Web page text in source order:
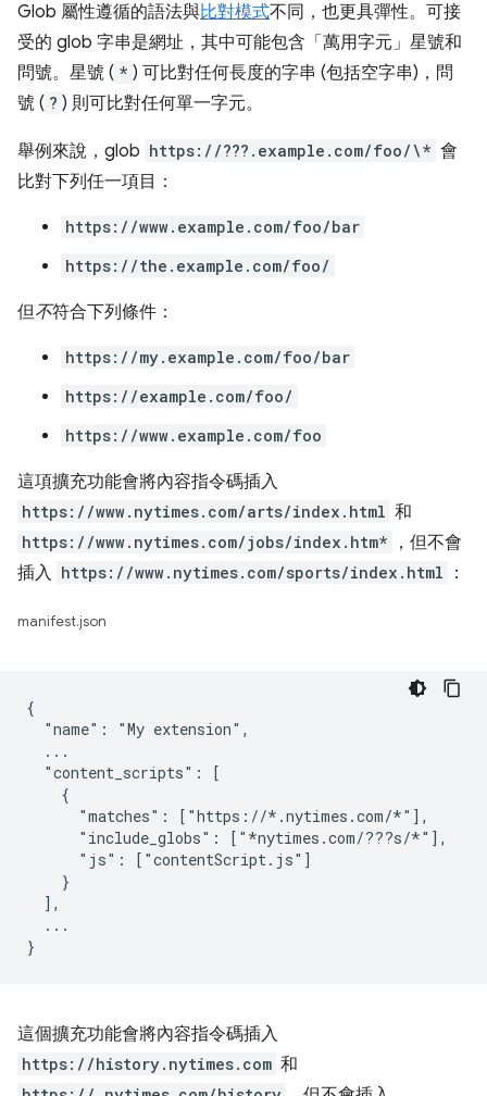
Glob 屬性遵循的語法與比對模式不同，也更具彈性。可接
受的 glob 字串是網址，其中可能包含「萬用字元」星號和
問號。星號 ( * ) 可比對任何長度的字串 (包括空字串)，問
號 ( ? ) 則可比對任何單一字元。
舉例來說，glob https://???.example.com/foo/\* 會
比對下列任一項目：
https://www.example.com/foo/bar
https://the.example.com/foo/
但不符合下列條件：
https://my.example.com/foo/bar
https://example.com/foo/
https://www.example.com/foo
這項擴充功能會將內容指令碼插入
https://www.nytimes.com/arts/index.html 和
https://www.nytimes.com/jobs/index.htm*
，但不會
插入 https://www.nytimes.com/sports/index.html ：
manifest.json
{
  "name": "My extension",
  ...
  "content_scripts": [
    {
      "matches": ["https://*.nytimes.com/*"],
      "include_globs": ["*nytimes.com/???s/*"],
      "js": ["contentScript.js"]
    }
  ],
  ...
這個擴充功能會將內容指令碼插入
https://history.nytimes.com 和